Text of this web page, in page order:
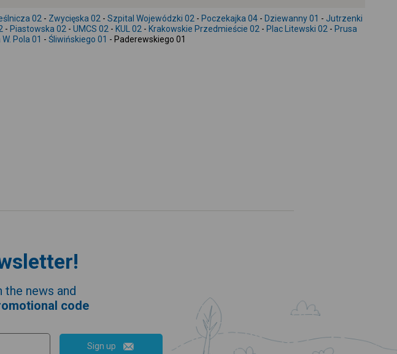
02 - Zwycięska 02 - Szpital Wojewódzki 02 - Poczekajka 04 - Dziewanny 01 - Jutrzenki
- Piastowska 02 - UMCS 02 - KUL 02 - Krakowskie Przedmieście 02 - Plac Litewski 02 - Prusa
Pola 01 - Śliwińskiego 01 - Paderewskiego 01
news and
code
Sign up